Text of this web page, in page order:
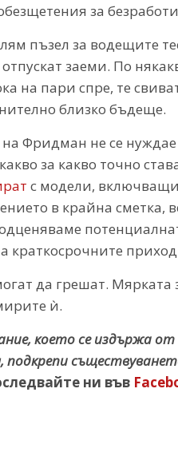
за
пъзел за водещите
заеми. По
на пари спре, те
близко бъдеще.
Фридман не се
за какво точно
с модели,
в крайна сметка,
краткосрочните
да грешат. Мярката
ѝ.
което се издържа
подкрепи
ни във